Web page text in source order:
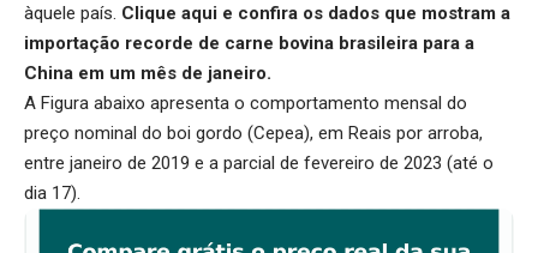
àquele país. Clique aqui e confira os dados que mostram a
importação recorde de carne bovina brasileira para a
China em um mês de janeiro.
A Figura abaixo apresenta o comportamento mensal do
preço nominal do boi gordo (Cepea), em Reais por arroba,
entre janeiro de 2019 e a parcial de fevereiro de 2023 (até o
dia 17).